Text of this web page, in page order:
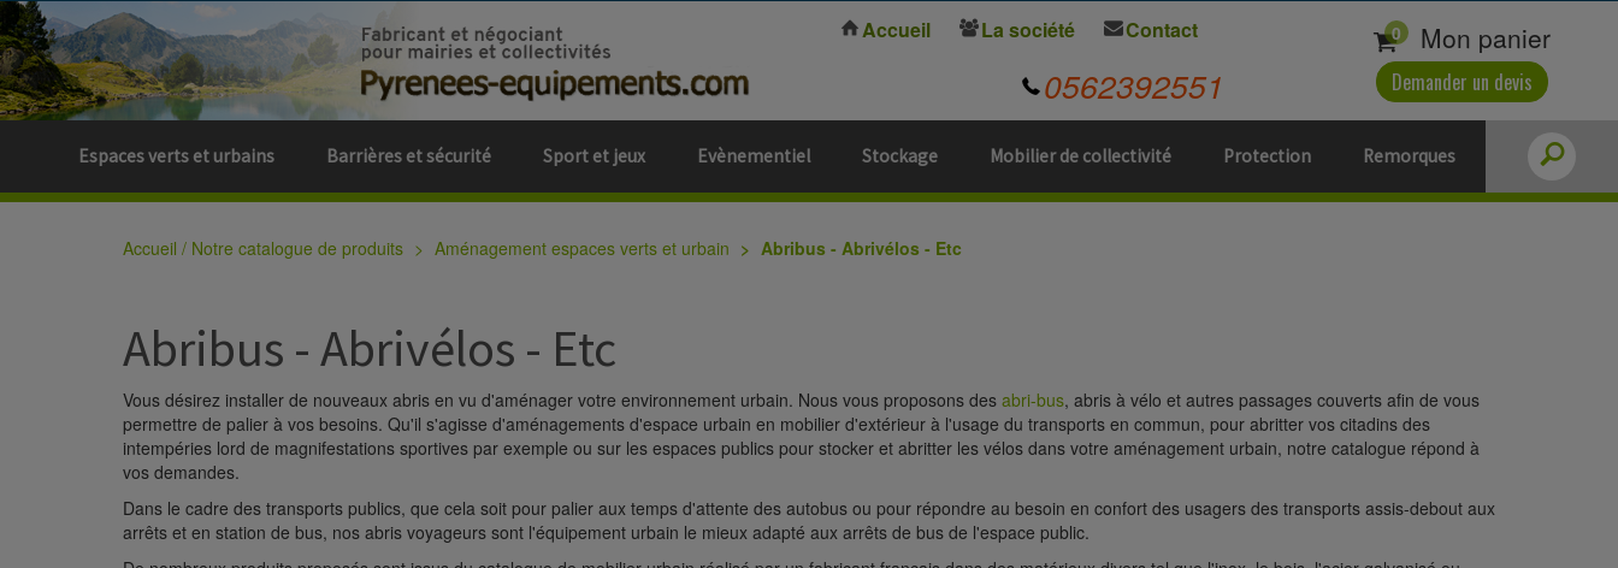
Espaces verts et urbains Barrières et sécurité Sport et jeux Evènementiel Stockage Mobilier de collectivité Protection Remorques
Accueil La société Contact
0562392551
0 Mon panier
Demander un devis
Accueil / Notre catalogue de produits Aménagement espaces verts et urbain Abribus - Abrivélos - Etc
Abribus - Abrivélos - Etc
Vous désirez installer de nouveaux abris en vu d'aménager votre environnement urbain. Nous vous proposons des abri-bus, abris à vélo et autres passages couverts afin de vous
permettre de palier à vos besoins. Qu'il s'agisse d'aménagements d'espace urbain en mobilier d'extérieur à l'usage du transports en commun, pour abritter vos citadins des
intempéries lord de magnifestations sportives par exemple ou sur les espaces publics pour stocker et abritter les vélos dans votre aménagement urbain, notre catalogue répond à
vos demandes.
Dans le cadre des transports publics, que cela soit pour palier aux temps d'attente des autobus ou pour répondre au besoin en confort des usagers des transports assis-debout aux
arrêts et en station de bus, nos abris voyageurs sont l'équipement urbain le mieux adapté aux arrêts de bus de l'espace public.